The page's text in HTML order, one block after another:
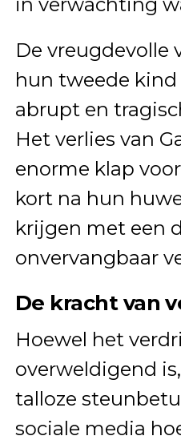
De vreugdevolle
hun tweede
abrupt en
Het verlies van
enorme klap
kort na hun
krijgen met een
onvervangbaar
De kracht van
Hoewel het
overweldigend
talloze
sociale media